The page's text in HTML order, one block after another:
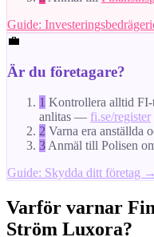
Guide:
💼
Är du företagare?
1 Kontrollera alltid FI-
anlitas — fi.se/register
2 Varna era anställda
3 Anmäl till Polisen
Guide: Skydda ditt företag →
Varför varnar
Ström Luxora?